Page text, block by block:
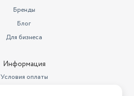
нет
6.2
16.5
РОСС RU Д-
Бренды
Блог
Для бизнеса
Информация
Условия оплаты